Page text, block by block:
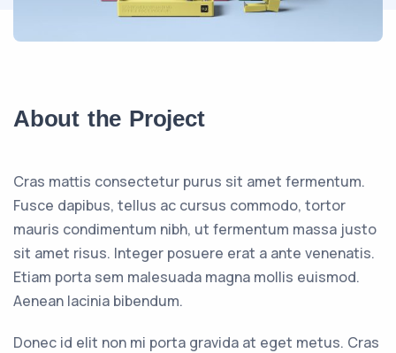
About the Project
Cras mattis consectetur purus sit amet fermentum.
Fusce dapibus, tellus ac cursus commodo, tortor
mauris condimentum nibh, ut fermentum massa justo
sit amet risus. Integer posuere erat a ante venenatis.
Etiam porta sem malesuada magna mollis euismod.
Aenean lacinia bibendum.
Donec id elit non mi porta gravida at eget metus. Cras